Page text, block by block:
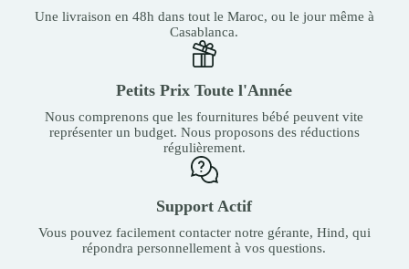
Une livraison en 48h dans tout le Maroc, ou le jour même à
Casablanca.
Petits Prix Toute l'Année
Nous comprenons que les fournitures bébé peuvent vite
représenter un budget. Nous proposons des réductions
régulièrement.
Support Actif
Vous pouvez facilement contacter notre gérante, Hind, qui
répondra personnellement à vos questions.